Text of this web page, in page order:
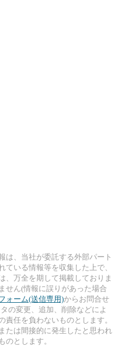
は、当社が委託する外部パート
いる情報等を収集した上で、
、万全を期して掲載しておりま
せん(情報に誤りがあった場合
ォーム(送信専用)からお問合せ
の変更、追加、削除などによ
責任を負わないものとします。
たは間接的に発生したと思われ
のとします。